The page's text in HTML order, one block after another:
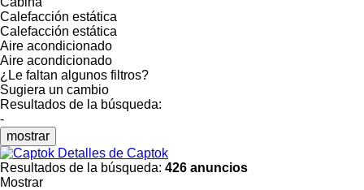
Calefacción estática
Calefacción estática
Aire acondicionado
Aire acondicionado
¿Le faltan algunos filtros?
Sugiera un cambio
Resultados de la búsqueda:
-
mostrar
Detalles de Captok
Resultados de la búsqueda: 426 anuncios
Mostrar